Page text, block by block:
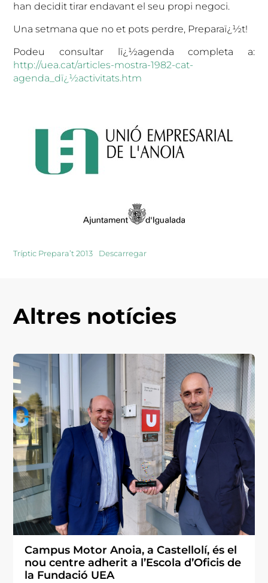
han decidit tirar endavant el seu propi negoci.
Una setmana que no et pots perdre, Preparaï¿½t!
Podeu consultar lï¿½agenda completa a:
http://uea.cat/articles-mostra-1982-cat-
agenda_dï¿½activitats.htm
Tríptic Prepara’t 2013 Descarregar
Altres notícies
Campus Motor Anoia, a Castellolí, és el
nou centre adherit a l’Escola d’Oficis de
la Fundació UEA